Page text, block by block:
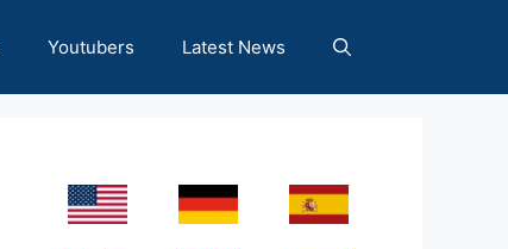
Youtubers Latest News